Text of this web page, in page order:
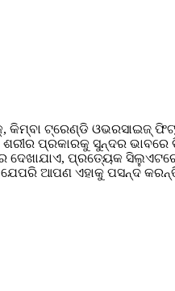
କିମ୍ବା ଟ୍ରେଣ୍ଡି ଓଭରସାଇଜ୍
ପ୍ରକାରକୁ ସୁନ୍ଦର ଭାବରେ
ଦେଖାଯାଏ, ପ୍ରତ୍ୟେକ
ଆପଣ ଏହାକୁ ପସନ୍ଦ